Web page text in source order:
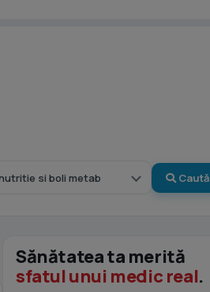
Caută
Sănătatea ta merită
sfatul unui medic real.